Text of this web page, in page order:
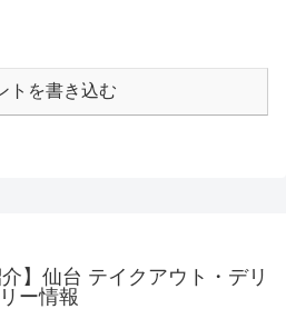
トを書き込む
】仙台 テイクアウト・デリ
ー情報